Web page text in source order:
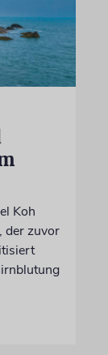
Koh
der zuvor